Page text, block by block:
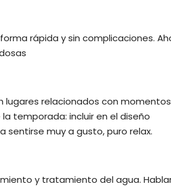
rápida y sin complicaciones.
lugares relacionados con
temporada: incluir en el diseño
muy a gusto, puro relax.
y tratamiento del agua.